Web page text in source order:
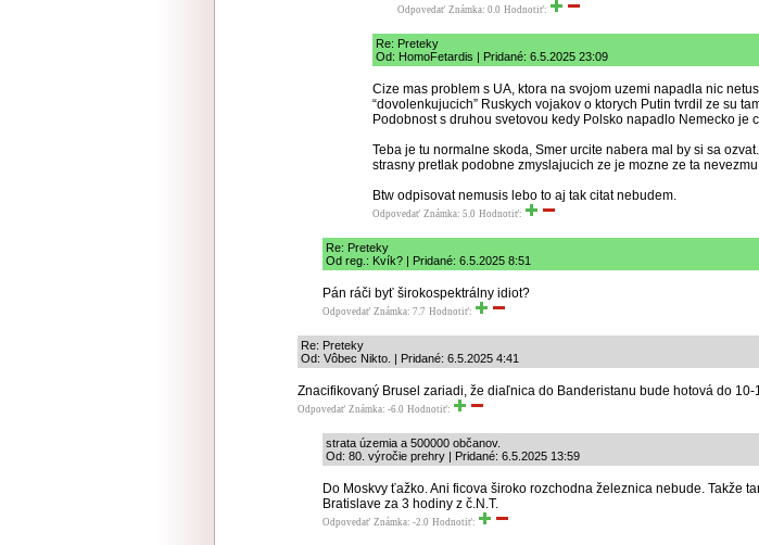
Odpovedať Známka: 0.0 Hodnotiť:
Re: Preteky
Od: HomoFetardis | Pridané: 6.5.2025 23:09
Cize mas problem s UA, ktora na svojom uzemi napadla nic
“dovolenkujucich” Ruskych vojakov o ktorych Putin tvrdil ze su
Podobnost s druhou svetovou kedy Polsko napadlo Nemecko je
Teba je tu normalne skoda, Smer urcite nabera mal by si sa
strasny pretlak podobne zmyslajucich ze je mozne ze ta
Btw odpisovat nemusis lebo to aj tak citat nebudem.
Odpovedať Známka: 5.0 Hodnotiť:
Re: Preteky
Od reg.: Kvík? | Pridané: 6.5.2025 8:51
Pán ráči byť širokospektrálny idiot?
Odpovedať Známka: 7.7 Hodnotiť:
Re: Preteky
Od: Vôbec Nikto. | Pridané: 6.5.2025 4:41
Znacifikovaný Brusel zariadi, že diaľnica do Banderistanu bude hotová do 10-
Odpovedať Známka: -6.0 Hodnotiť:
strata územia a 500000 občanov.
Od: 80. výročie prehry | Pridané: 6.5.2025 13:59
Do Moskvy ťažko. Ani ficova široko rozchodna železnica nebude. Takže
Bratislave za 3 hodiny z č.N.T.
Odpovedať Známka: -2.0 Hodnotiť: